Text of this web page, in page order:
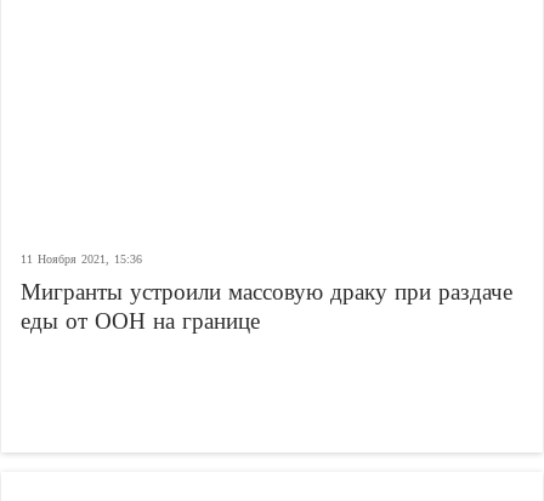
11 Ноября 2021, 15:36
Мигранты устроили массовую драку при раздаче
еды от ООН на границе